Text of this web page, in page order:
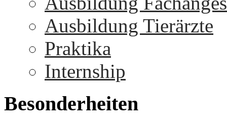
Ausbildung Tierärzte
Praktika
Internship
Besonderheiten